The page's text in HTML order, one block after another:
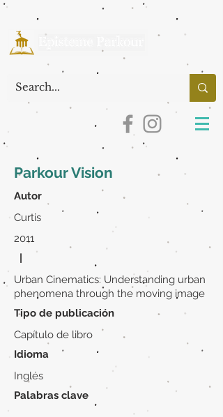
Parkour Vision
Autor
Curtis
2011
|
Urban Cinematics: Understanding urban
phenomena through the moving image
Tipo de publicación
Capítulo de libro
Idioma
Inglés
Palabras clave